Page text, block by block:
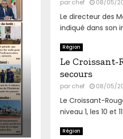
par chef 08/05/
Le directeur des
indiqué dans son
Région
Le Croissant-
secours
par chef 08/05/
Le Croissant-
niveau 1, les 10 et
Région